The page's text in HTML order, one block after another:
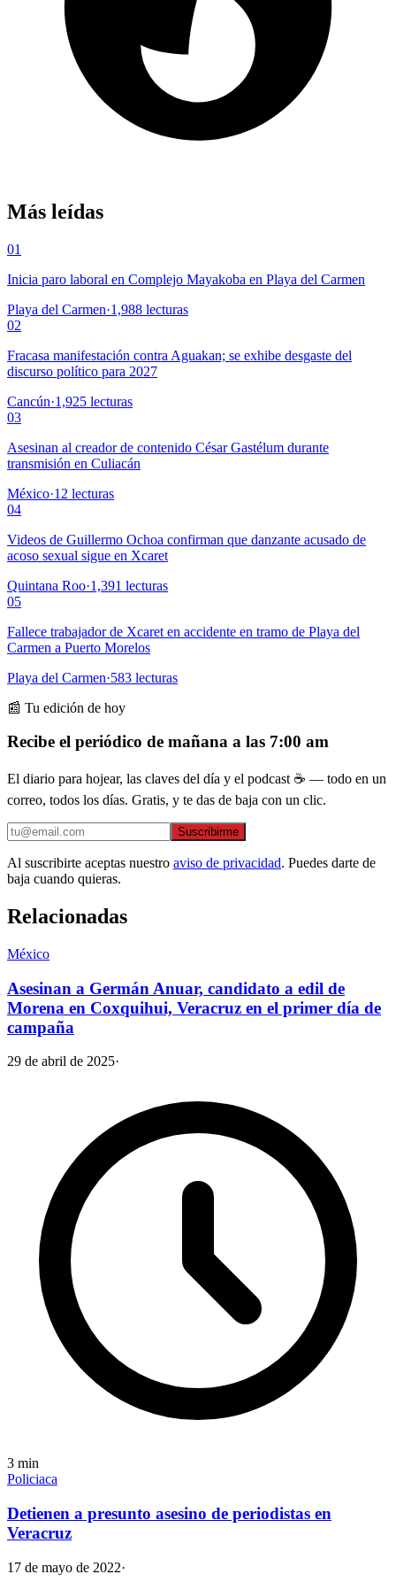
Más leídas
01
Inicia paro laboral en Complejo Mayakoba en Playa del Carmen
Playa del Carmen·1,988 lecturas
02
Fracasa manifestación contra Aguakan; se exhibe desgaste del
discurso político para 2027
Cancún·1,925 lecturas
03
Asesinan al creador de contenido César Gastélum durante
transmisión en Culiacán
México·12 lecturas
04
Videos de Guillermo Ochoa confirman que danzante acusado de
acoso sexual sigue en Xcaret
Quintana Roo·1,391 lecturas
05
Fallece trabajador de Xcaret en accidente en tramo de Playa del
Carmen a Puerto Morelos
Playa del Carmen·583 lecturas
📰 Tu edición de hoy
Recibe el periódico de mañana a las 7:00 am
El diario para hojear, las claves del día y el podcast ☕ — todo en un
correo, todos los días. Gratis, y te das de baja con un clic.
Suscribirme
Al suscribirte aceptas nuestro aviso de privacidad. Puedes darte de
baja cuando quieras.
Relacionadas
México
Asesinan a Germán Anuar, candidato a edil de
Morena en Coxquihui, Veracruz en el primer día de
campaña
29 de abril de 2025·
3 min
Policiaca
Detienen a presunto asesino de periodistas en
Veracruz
17 de mayo de 2022·